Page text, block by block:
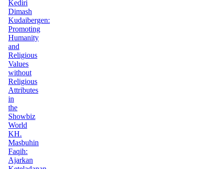
Kediri
Dimash
Kudaibergen:
Promoting
Humanity
and
Religious
Values
without
Religious
Attributes
in
the
Showbiz
World
KH.
Masbuhin
Faqih:
Ajarkan